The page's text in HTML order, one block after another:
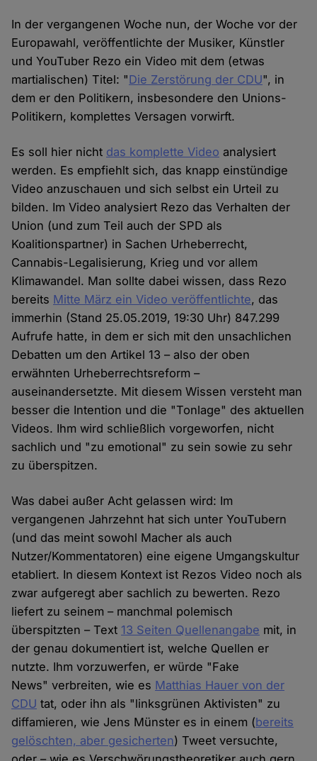
In der vergangenen Woche nun, der Woche vor der
Europawahl, veröffentlichte der Musiker, Künstler
und YouTuber Rezo ein Video mit dem (etwas
martialischen) Titel: "Die Zerstörung der CDU", in
dem er den Politikern, insbesondere den Unions-
Politikern, komplettes Versagen vorwirft.
Es soll hier nicht das komplette Video analysiert
werden. Es empfiehlt sich, das knapp einstündige
Video anzuschauen und sich selbst ein Urteil zu
bilden. Im Video analysiert Rezo das Verhalten der
Union (und zum Teil auch der SPD als
Koalitionspartner) in Sachen Urheberrecht,
Cannabis-Legalisierung, Krieg und vor allem
Klimawandel. Man sollte dabei wissen, dass Rezo
bereits Mitte März ein Video veröffentlichte, das
immerhin (Stand 25.05.2019, 19:30 Uhr) 847.299
Aufrufe hatte, in dem er sich mit den unsachlichen
Debatten um den Artikel 13 – also der oben
erwähnten Urheberrechtsreform –
auseinandersetzte. Mit diesem Wissen versteht man
besser die Intention und die "Tonlage" des aktuellen
Videos. Ihm wird schließlich vorgeworfen, nicht
sachlich und "zu emotional" zu sein sowie zu sehr
zu überspitzen.
Was dabei außer Acht gelassen wird: Im
vergangenen Jahrzehnt hat sich unter YouTubern
(und das meint sowohl Macher als auch
Nutzer/Kommentatoren) eine eigene Umgangskultur
etabliert. In diesem Kontext ist Rezos Video noch als
zwar aufgeregt aber sachlich zu bewerten. Rezo
liefert zu seinem – manchmal polemisch
überspitzten – Text 13 Seiten Quellenangabe mit, in
der genau dokumentiert ist, welche Quellen er
nutzte. Ihm vorzuwerfen, er würde "Fake
News" verbreiten, wie es Matthias Hauer von der
CDU tat, oder ihn als "linksgrünen Aktivisten" zu
diffamieren, wie Jens Münster es in einem (bereits
gelöschten, aber gesicherten) Tweet versuchte,